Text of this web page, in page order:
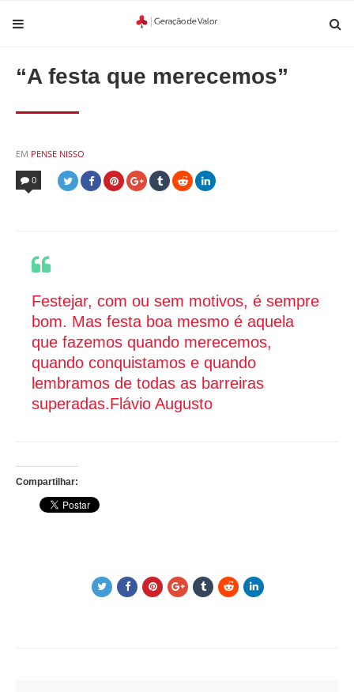
“A festa que merecemos”
EM POSTED
IN
PENSE NISSO
0
Festejar, com ou sem motivos, é sempre
bom. Mas festa boa mesmo é aquela
que fazemos quando merecemos,
quando conquistamos e quando
lembramos de todas as barreiras
superadas.Flávio Augusto
Compartilhar: